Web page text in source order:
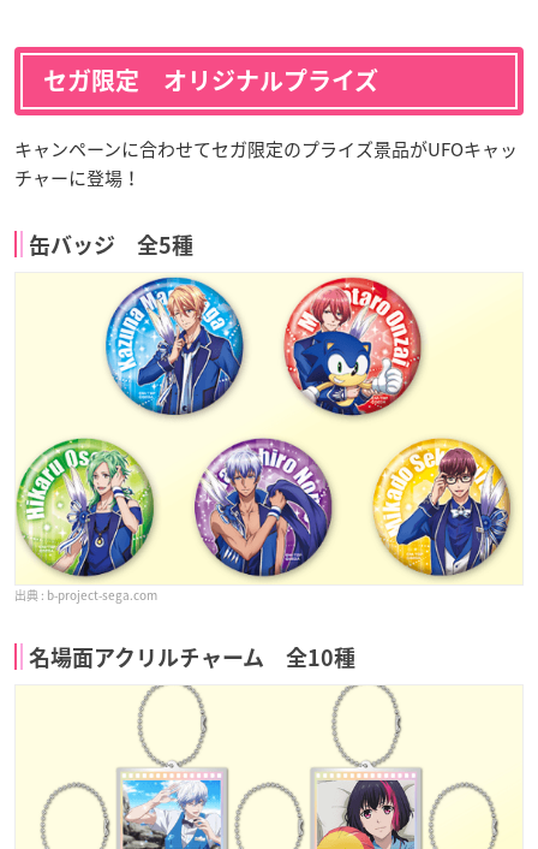
セガ限定 オリジナルプライズ
キャンペーンに合わせてセガ限定のプライズ景品がUFOキャッ
チャーに登場！
缶バッジ 全5種
b-project-sega.com
名場面アクリルチャーム 全10種